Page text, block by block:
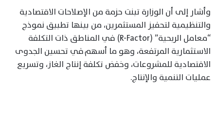
وأشار إلى أن الوزارة تبنت حزمة من الإصلاحات الاقتصادية
والتنظيمية لتحفيز المستثمرين، من بينها تطبيق نموذج
“معامل الربحية” (R-Factor) في المناطق ذات التكلفة
الاستثمارية المرتفعة، وهو ما أسهمفي تحسين الجدوى
الاقتصادية للمشروعات، وخفض تكلفة إنتاج الغاز، وتسريع
عمليات التنمية والإنتاج.